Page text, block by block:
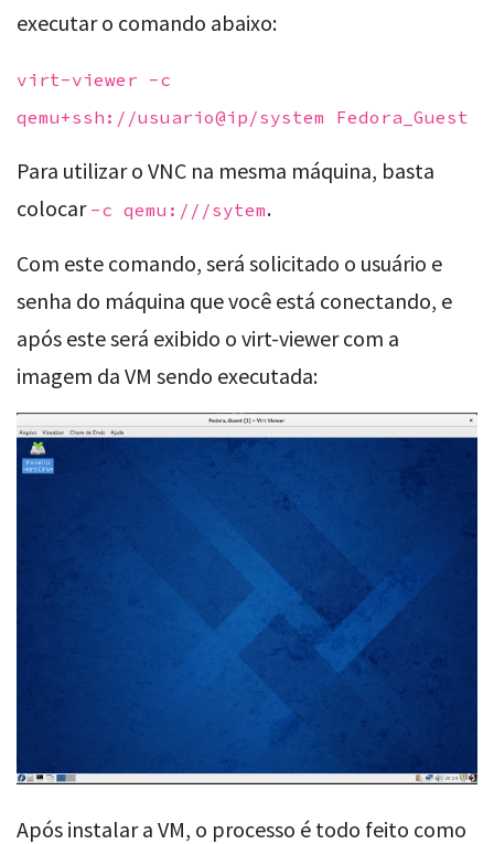
executar o comando abaixo:
virt-viewer -c
qemu+ssh://usuario@ip/system Fedora_Guest
Para utilizar o VNC na mesma máquina, basta
colocar -c qemu:///sytem.
Com este comando, será solicitado o usuário e
senha do máquina que você está conectando, e
após este será exibido o virt-viewer com a
imagem da VM sendo executada:
Após instalar a VM, o processo é todo feito como